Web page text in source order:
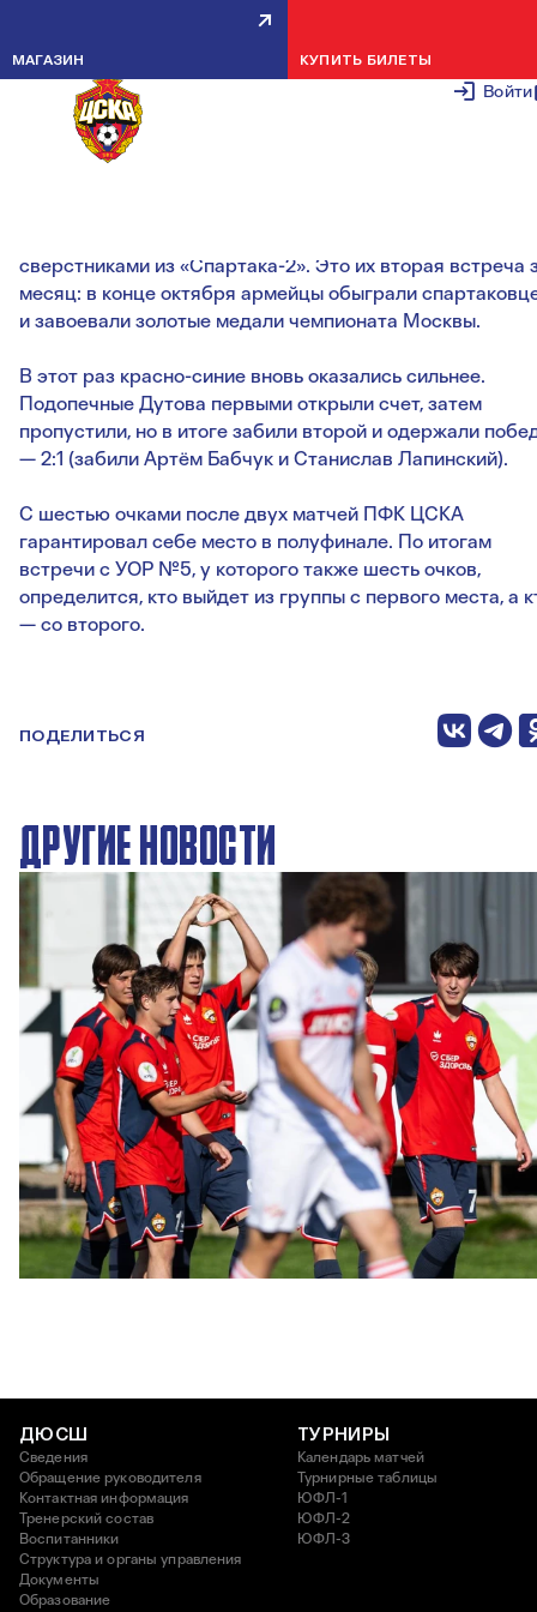
Войти
МАГАЗИН КУПИТЬ БИЛЕТЫ
ВТОРАЯ ПОБЕДА НА ТУРНИРЕ
БЕСКОВ И ЕГО КОМАНДА
сверстниками из «Спартака-2». Это их вторая встреча
месяц: в конце октября армейцы обыграли
и завоевали золотые медали чемпионата Москвы.
В этот раз красно-синие вновь оказались сильнее.
Подопечные Дутова первыми открыли счет, затем
пропустили, но в итоге забили второй и одержали
— 2:1 (забили Артём Бабчук и Станислав Лапинский).
С шестью очками после двух матчей ПФК ЦСКА
гарантировал себе место в полуфинале. По итогам
встречи с УОР №5, у которого также шесть очков,
определится, кто выйдет из группы с первого места, а
— со второго.
ПОДЕЛИТЬСЯ
ДРУГИЕ НОВОСТИ
ЮФЛ: Московское дерби на «Октябре»
3 АВГУСТА 2026 14:15
ДЮСШ
Сведения
Обращение руководителя
Контактная информация
Тренерский состав
Воспитанники
Структура и органы управления
Документы
Образование
ТУРНИРЫ
Календарь матчей
Турнирные таблицы
ЮФЛ-1
ЮФЛ-2
ЮФЛ-3